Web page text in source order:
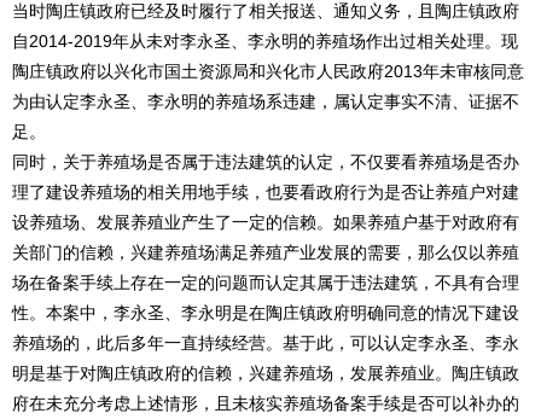
当时陶庄镇政府已经及时履行了相关报送、通知义务，且陶庄镇政府
自2014-2019年从未对李永圣、李永明的养殖场作出过相关处理。现
陶庄镇政府以兴化市国土资源局和兴化市人民政府2013年未审核同意
为由认定李永圣、李永明的养殖场系违建，属认定事实不清、证据不
足。
同时，关于养殖场是否属于违法建筑的认定，不仅要看养殖场是否办
理了建设养殖场的相关用地手续，也要看政府行为是否让养殖户对建
设养殖场、发展养殖业产生了一定的信赖。如果养殖户基于对政府有
关部门的信赖，兴建养殖场满足养殖产业发展的需要，那么仅以养殖
场在备案手续上存在一定的问题而认定其属于违法建筑，不具有合理
性。本案中，李永圣、李永明是在陶庄镇政府明确同意的情况下建设
养殖场的，此后多年一直持续经营。基于此，可以认定李永圣、李永
明是基于对陶庄镇政府的信赖，兴建养殖场，发展养殖业。陶庄镇政
府在未充分考虑上述情形，且未核实养殖场备案手续是否可以补办的